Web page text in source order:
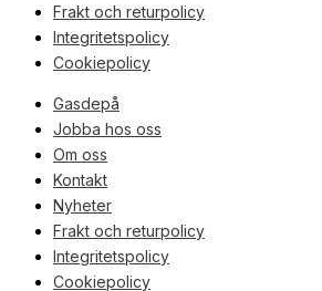
Frakt och returpolicy
Integritetspolicy
Cookiepolicy
Gasdepå
Jobba hos oss
Om oss
Kontakt
Nyheter
Frakt och returpolicy
Integritetspolicy
Cookiepolicy